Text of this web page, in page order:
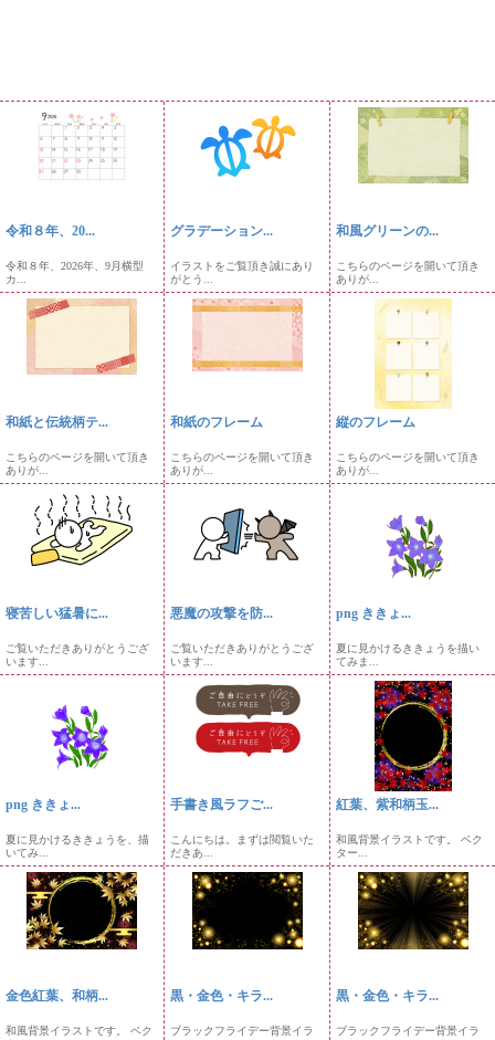
令和８年、20...
令和８年、2026年、9月横型
カ...
グラデーション...
イラストをご覧頂き誠にあり
がとう...
和風グリーンの...
こちらのページを開いて頂き
ありが...
和紙と伝統柄テ...
こちらのページを開いて頂き
ありが...
和紙のフレーム
こちらのページを開いて頂き
ありが...
縦のフレーム
こちらのページを開いて頂き
ありが...
寝苦しい猛暑に...
ご覧いただきありがとうござ
います...
悪魔の攻撃を防...
ご覧いただきありがとうござ
います...
png ききょ...
夏に見かけるききょうを描い
てみま...
png ききょ...
夏に見かけるききょうを、描
いてみ...
手書き風ラフご...
こんにちは。まずは閲覧いた
だきあ...
紅葉、紫和柄玉...
和風背景イラストです。 ベク
ター...
金色紅葉、和柄...
和風背景イラストです。 ベク
黒・金色・キラ...
ブラックフライデー背景イラ
黒・金色・キラ...
ブラックフライデー背景イラ